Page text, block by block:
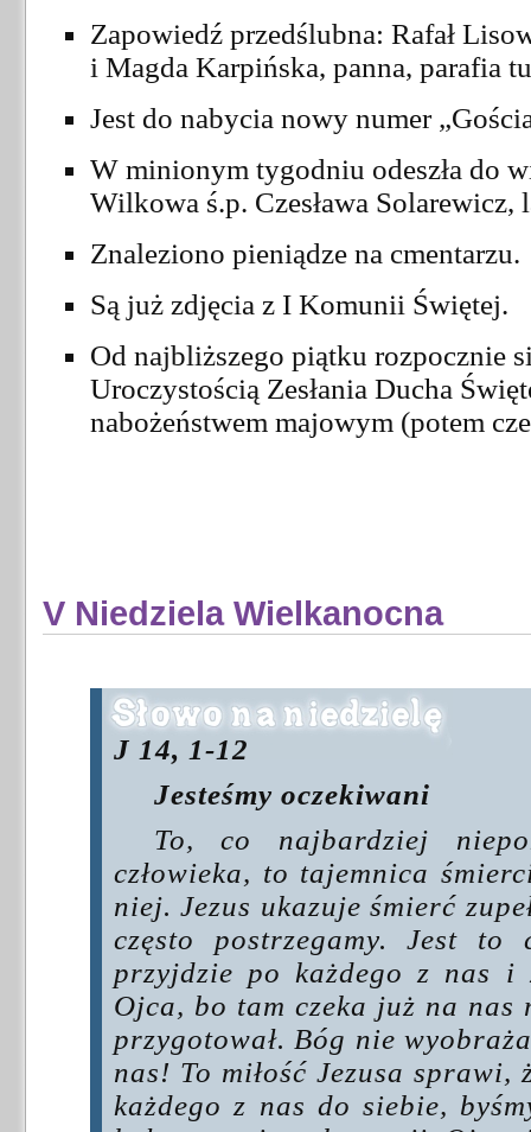
Zapowiedź przedślubna: Rafał
i Magda Karpińska, panna, parafia
Jest do nabycia nowy numer
W minionym tygodniu odeszła do
Wilkowa ś.p. Czesława Solarewicz,
Znaleziono pieniądze na cmentarzu.
Są już zdjęcia z I Komunii Świętej.
Od najbliższego piątku rozpocznie
Uroczystością Zesłania Ducha
nabożeństwem majowym (potem
V Niedziela Wielkanocna
J 14, 1-12
Jesteśmy oczekiwani
To, co najbardziej
człowieka, to tajemnica
niej. Jezus ukazuje śmierć
często postrzegamy. Jest
przyjdzie po każdego z nas i
Ojca, bo tam czeka już na nas
przygotował. Bóg nie
nas! To miłość Jezusa sprawi,
każdego z nas do siebie,